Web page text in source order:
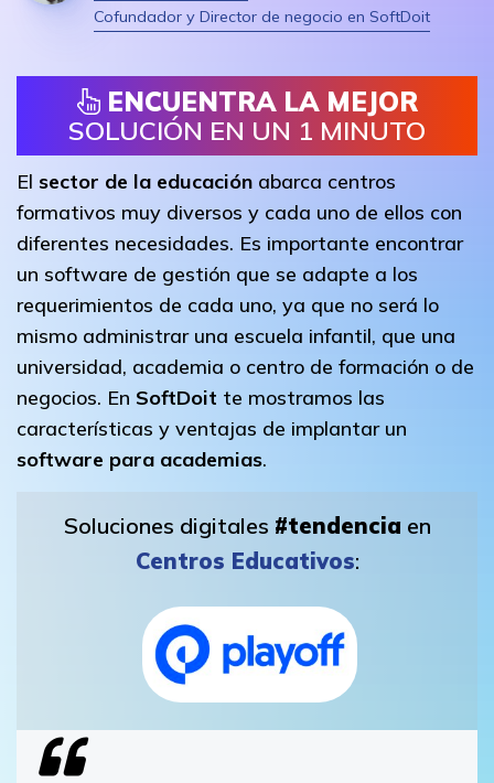
Cofundador y Director de negocio en SoftDoit
ENCUENTRA LA MEJOR
SOLUCIÓN EN UN 1 MINUTO
El sector de la educación abarca centros
formativos muy diversos y cada uno de ellos con
diferentes necesidades. Es importante encontrar
un software de gestión que se adapte a los
requerimientos de cada uno, ya que no será lo
mismo administrar una escuela infantil, que una
universidad, academia o centro de formación o de
negocios. En SoftDoit te mostramos las
características y ventajas de implantar un
software para academias.
Soluciones digitales #tendenciaen
Centros Educativos: